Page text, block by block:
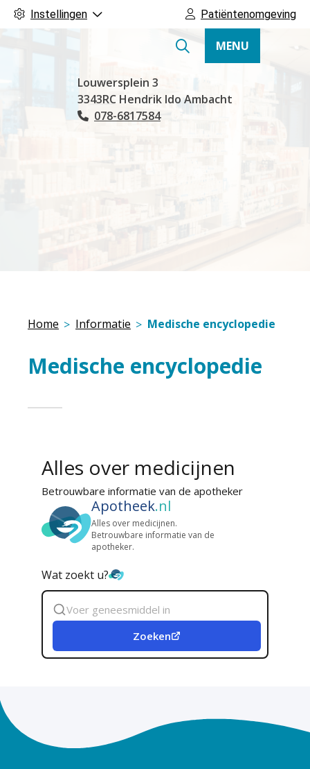
Instellingen Patiëntenomgeving
Hoofdmenu
MENU
Louwersplein 3
3343RC Hendrik Ido Ambacht
Tel:
078-6817584
Home Informatie Medische encyclopedie
Medische encyclopedie
Alles over medicijnen
Betrouwbare informatie van de apotheker
Apotheek.nl
Alles over medicijnen.
Betrouwbare informatie van de
apotheker.
Wat zoekt u?
Zoek
geneesmiddel
Zoeken